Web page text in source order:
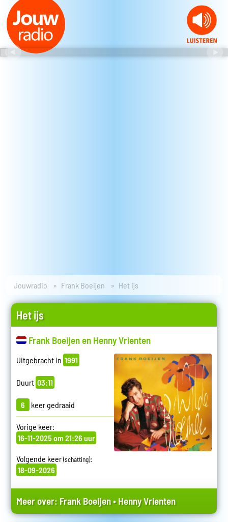
Jouwradio Frank Boeijen Het ijs
Het ijs
Frank Boeijen en Henny Vrienten
Uitgebracht in 1991
Duurt 03:11
6 keer gedraaid
Vorige keer:
16-11-2025 om 21:26 uur
Volgende keer(schatting):
18-09-2026
Meer over: Frank Boeijen•Henny Vrienten